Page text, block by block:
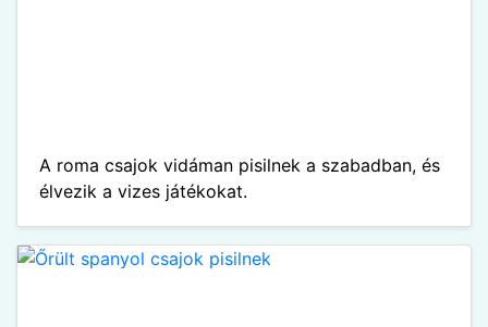
A roma csajok vidáman pisilnek a szabadban, és
élvezik a vizes játékokat.